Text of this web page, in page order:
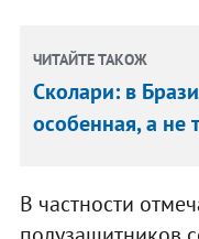
ЧИТАЙТЕ ТАКОЖ
Сколари: в
особенная, а не
В частности